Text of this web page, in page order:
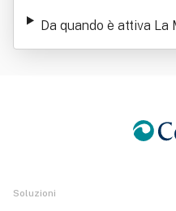
Da quando è attiva
Soluzioni